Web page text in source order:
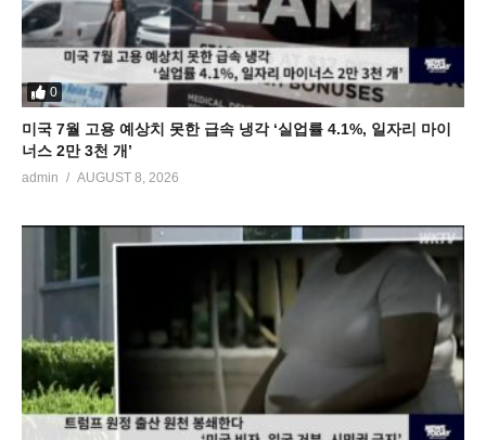
0
미국 7월 고용 예상치 못한 급속 냉각 ‘실업률 4.1%, 일자리 마이
너스 2만 3천 개’
admin AUGUST 8, 2026